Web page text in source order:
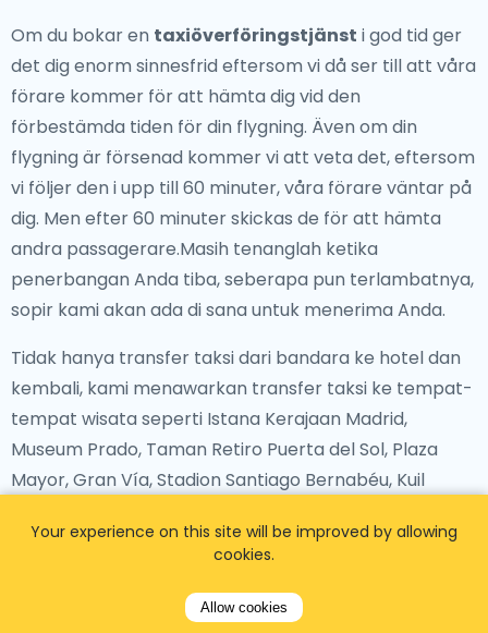
Om du bokar en taxiöverföringstjänst i god tid ger
det dig enorm sinnesfrid eftersom vi då ser till att våra
förare kommer för att hämta dig vid den
förbestämda tiden för din flygning. Även om din
flygning är försenad kommer vi att veta det, eftersom
vi följer den i upp till 60 minuter, våra förare väntar på
dig. Men efter 60 minuter skickas de för att hämta
andra passagerare.Masih tenanglah ketika
penerbangan Anda tiba, seberapa pun terlambatnya,
sopir kami akan ada di sana untuk menerima Anda.
Tidak hanya transfer taksi dari bandara ke hotel dan
kembali, kami menawarkan transfer taksi ke tempat-
tempat wisata seperti Istana Kerajaan Madrid,
Museum Prado, Taman Retiro Puerta del Sol, Plaza
Mayor, Gran Vía, Stadion Santiago Bernabéu, Kuil
Sofía dan banyak tempat lain sesuai keinginan Anda.
Your experience on this site will be improved by allowing
cookies.
Allow cookies